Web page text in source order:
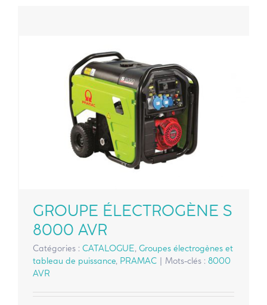
GROUPE ÉLECTROGÈNE S
8000 AVR
Catégories : CATALOGUE, Groupes électrogènes et
tableau de puissance, PRAMAC | Mots-clés : 8000
AVR